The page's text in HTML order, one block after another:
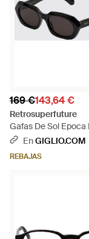
169 €143,64 €
Retrosuperfuture
Gafas De Sol Epoca
Rectangulares En
EnGIGLIO.COM
REBAJAS